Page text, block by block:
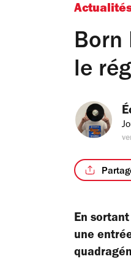
Born
le
En
une